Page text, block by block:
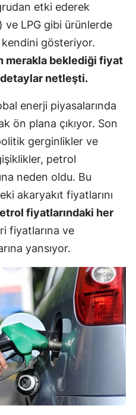
etki ederek
LPG gibi ürünlerde
gösteriyor.
merakla beklediği fiyat
netleşti.
enerji piyasalarında
ön plana çıkıyor. Son
gerginlikler ve
petrol
neden oldu. Bu
akaryakıt fiyatlarını
fiyatlarındaki her
fiyatlarına ve
yansıyor.